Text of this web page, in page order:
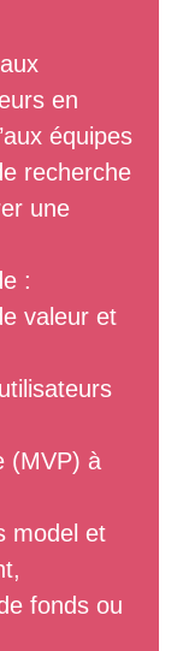
en
équipes
recherche
une
:
valeur et
(MVP) à
model et
fonds ou